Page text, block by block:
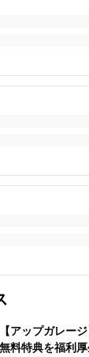
【アップガレー
無料特典を福利